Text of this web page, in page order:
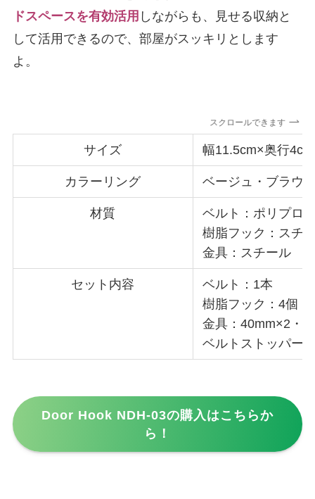
ドスペースを有効活用 しながらも、見せる収納と
して活用できるので、部屋がスッキリとします
よ。
スクロールできます
サイズ 幅11.5cm×奥行
カラーリング ベージュ・ブラウ
材質
ベルト：ポリプロ
樹脂フック：スチ
金具：スチール
セット内容
ベルト：1本
樹脂フック：4個
金具：40mm×2・
ベルトストッパー
Door Hook NDH-03の購入はこちらか
ら！